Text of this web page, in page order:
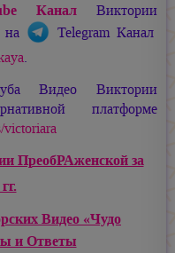
Канал Виктории
на
Telegram Канал
.
Видео Виктории
платформе
victoriara
ПреобРАженской за
Видео «Чудо
и Ответы